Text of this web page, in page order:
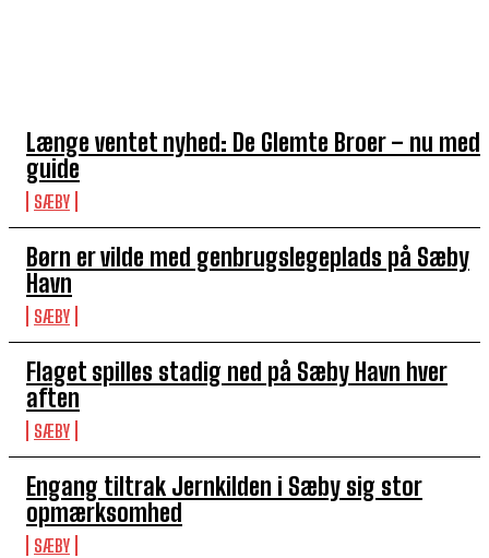
Længe ventet nyhed: De Glemte Broer – nu med
guide
SÆBY
Børn er vilde med genbrugslegeplads på Sæby
Havn
SÆBY
Flaget spilles stadig ned på Sæby Havn hver
aften
SÆBY
Engang tiltrak Jernkilden i Sæby sig stor
opmærksomhed
SÆBY